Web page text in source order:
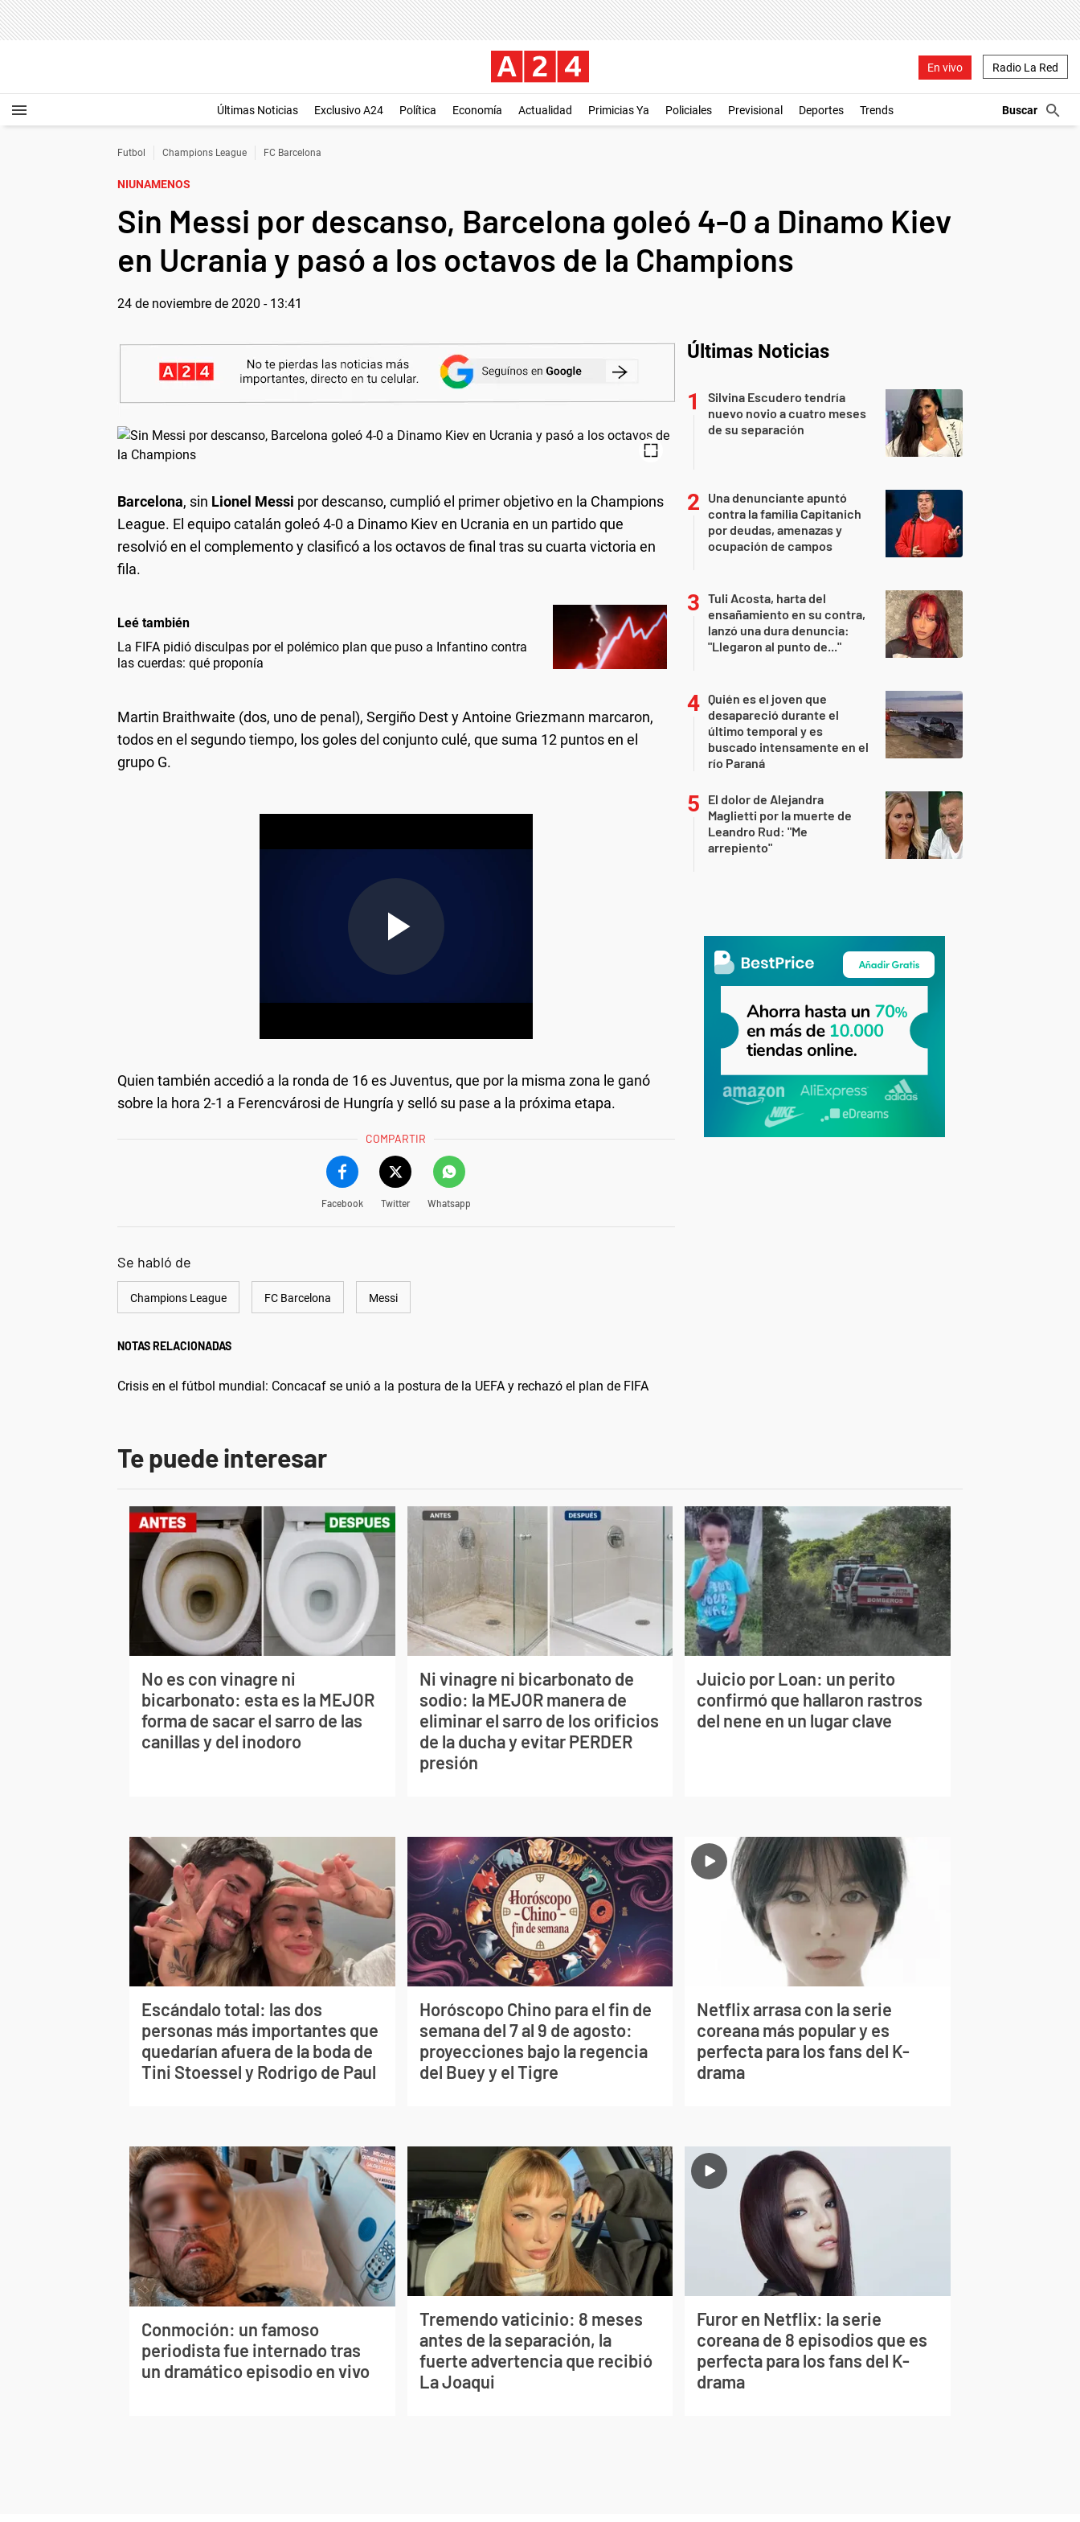
En vivo Radio La Red
Últimas Noticias Exclusivo A24 Política Economía Actualidad Primicias Ya Policiales Previsional Deportes Trends
Futbol Champions League FC Barcelona
NIUNAMENOS
Sin Messi por descanso, Barcelona goleó 4-0 a Dinamo Kiev
en Ucrania y pasó a los octavos de la Champions
24 de noviembre de 2020 - 13:41
Barcelona, sin Lionel Messi por descanso, cumplió el primer objetivo en la Champions
League. El equipo catalán goleó 4-0 a Dinamo Kiev en Ucrania en un partido que
resolvió en el complemento y clasificó a los octavos de final tras su cuarta victoria en
fila.
Leé también
La FIFA pidió disculpas por el polémico plan que puso a Infantino contra
las cuerdas: qué proponía
Martin Braithwaite (dos, uno de penal), Sergiño Dest y Antoine Griezmann marcaron,
todos en el segundo tiempo, los goles del conjunto culé, que suma 12 puntos en el
grupo G.
Quien también accedió a la ronda de 16 es Juventus, que por la misma zona le ganó
sobre la hora 2-1 a Ferencvárosi de Hungría y selló su pase a la próxima etapa.
COMPARTIR
Facebook Twitter Whatsapp
Se habló de
Champions League FC Barcelona Messi
NOTAS RELACIONADAS
Crisis en el fútbol mundial: Concacaf se unió a la postura de la UEFA y rechazó el plan de FIFA
Últimas Noticias
Silvina Escudero tendría
nuevo novio a cuatro meses
de su separación
Una denunciante apuntó
contra la familia Capitanich
por deudas, amenazas y
ocupación de campos
Tuli Acosta, harta del
ensañamiento en su contra,
lanzó una dura denuncia:
"Llegaron al punto de..."
Quién es el joven que
desapareció durante el
último temporal y es
buscado intensamente en el
río Paraná
El dolor de Alejandra
Maglietti por la muerte de
Leandro Rud: "Me
arrepiento"
Te puede interesar
No es con vinagre ni
bicarbonato: esta es la MEJOR
forma de sacar el sarro de las
canillas y del inodoro
Ni vinagre ni bicarbonato de
sodio: la MEJOR manera de
eliminar el sarro de los orificios
de la ducha y evitar PERDER
presión
Juicio por Loan: un perito
confirmó que hallaron rastros
del nene en un lugar clave
Escándalo total: las dos
personas más importantes que
quedarían afuera de la boda de
Tini Stoessel y Rodrigo de Paul
Horóscopo Chino para el fin de
semana del 7 al 9 de agosto:
proyecciones bajo la regencia
del Buey y el Tigre
Netflix arrasa con la serie
coreana más popular y es
perfecta para los fans del K-
drama
Conmoción: un famoso
periodista fue internado tras
un dramático episodio en vivo
Tremendo vaticinio: 8 meses
antes de la separación, la
fuerte advertencia que recibió
La Joaqui
Furor en Netflix: la serie
coreana de 8 episodios que es
perfecta para los fans del K-
drama